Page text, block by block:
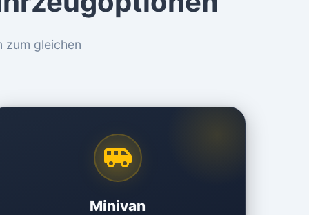
zum gleichen
Minivan